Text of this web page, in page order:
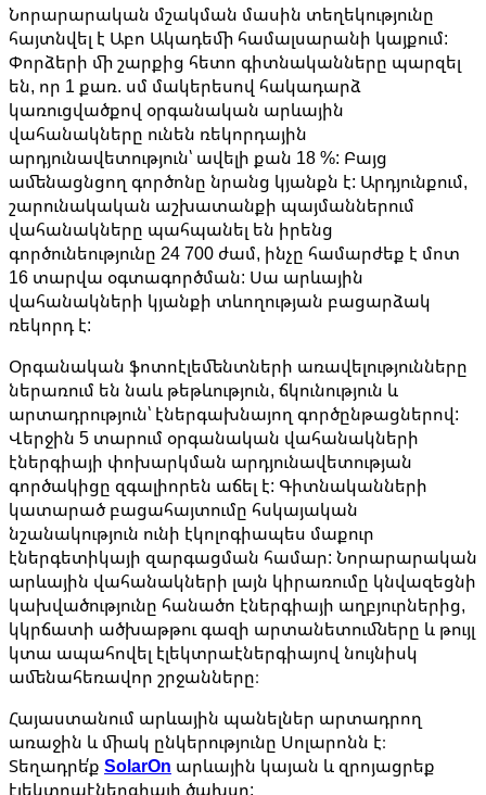
Նորարարական մշակման մասին տեղեկությունը
հայտնվել է Աբո Ակադեմի համալսարանի կայքում:
Փորձերի մի շարքից հետո գիտնականները պարզել
են, որ 1 քառ. սմ մակերեսով հակադարձ
կառուցվածքով օրգանական արևային
վահանակները ունեն ռեկորդային
արդյունավետություն՝ ավելի քան 18 %: Բայց
ամենացնցող գործոնը նրանց կյանքն է: Արդյունքում,
շարունակական աշխատանքի պայմաններում
վահանակները պահպանել են իրենց
գործունեությունը 24 700 ժամ, ինչը համարժեք է մոտ
16 տարվա օգտագործման: Սա արևային
վահանակների կյանքի տևողության բացարձակ
ռեկորդ է:
Օրգանական ֆոտոէլեմենտների առավելությունները
ներառում են նաև թեթևություն, ճկունություն և
արտադրություն՝ էներգախնայող գործընթացներով:
Վերջին 5 տարում օրգանական վահանակների
էներգիայի փոխարկման արդյունավետության
գործակիցը զգալիորեն աճել է: Գիտնականների
կատարած բացահայտումը հսկայական
նշանակություն ունի էկոլոգիապես մաքուր
էներգետիկայի զարգացման համար: Նորարարական
արևային վահանակների լայն կիրառումը կնվազեցնի
կախվածությունը հանածո էներգիայի աղբյուրներից,
կկրճատի ածխաթթու գազի արտանետումները և թույլ
կտա ապահովել էլեկտրաէներգիայով նույնիսկ
ամենահեռավոր շրջանները։
Հայաստանում արևային պանելներ արտադրող
առաջին և միակ ընկերությունը Սոլարոնն է։
Տեղադրե՛ք SolarOn արևային կայան և զրոյացրեք
էլեկտրաէներգիայի ծախսը: